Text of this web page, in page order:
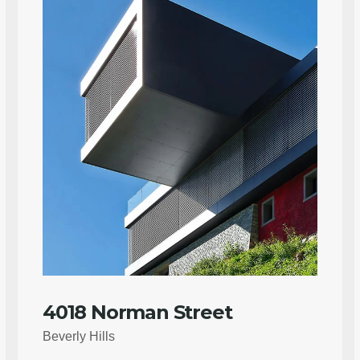
4018 Norman Street
Beverly Hills